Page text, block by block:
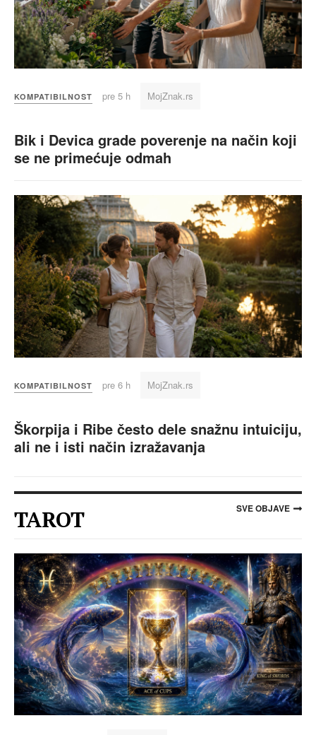
KOMPATIBILNOST pre 5 h MojZnak.rs
Bik i Devica grade poverenje na način koji
se ne primećuje odmah
KOMPATIBILNOST pre 6 h MojZnak.rs
Škorpija i Ribe često dele snažnu intuiciju,
ali ne i isti način izražavanja
TAROT SVE OBJAVE